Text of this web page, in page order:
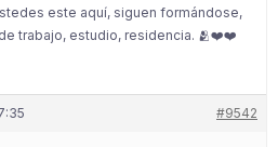
este aquí, siguen formándose,
trabajo, estudio, residencia. 🫂❤️❤️
#9542